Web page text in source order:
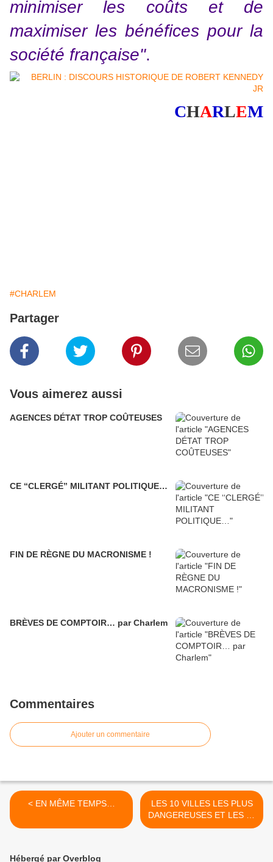
minimiser les coûts et de
maximiser les bénéfices pour la
société française".
CHARLEM
#CHARLEM
Partager
Vous aimerez aussi
AGENCES DÉTAT TROP COÛTEUSES
CE ‘‘CLERGÉ’’ MILITANT POLITIQUE…
FIN DE RÈGNE DU MACRONISME !
BRÈVES DE COMPTOIR… par Charlem
Commentaires
Ajouter un commentaire
< EN MÊME TEMPS…
LES 10 VILLES LES PLUS
DANGEREUSES ET LES 10
VILLES LES PLUS SÜRES
Hébergé par Overblog